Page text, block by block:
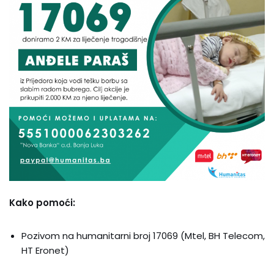
Kako pomoći:
Pozivom na humanitarni broj 17069 (Mtel, BH Telecom,
HT Eronet)